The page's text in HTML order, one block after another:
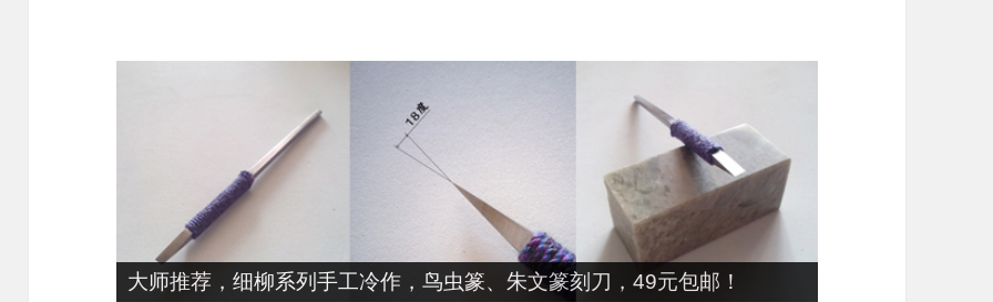
篆刻转印贴，刀法练习，兴趣提升，12大张240印面，39元包邮！